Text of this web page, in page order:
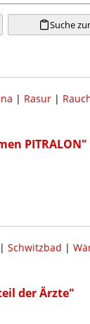
Suche
| Rasur|
PITRALON"
Schwitzbad |
der Ärzte"